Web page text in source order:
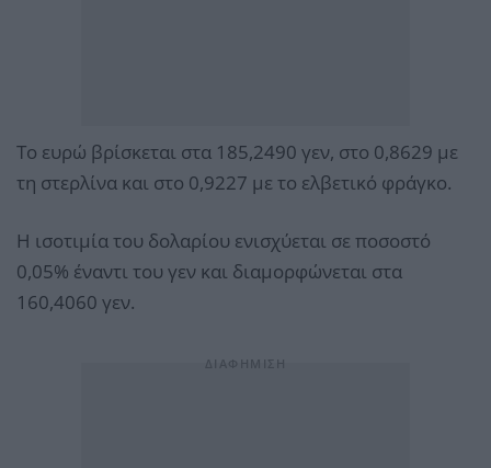
Το ευρώ βρίσκεται στα 185,2490 γεν, στο 0,8629 με
τη στερλίνα και στο 0,9227 με το ελβετικό φράγκο.
Η ισοτιμία του δολαρίου ενισχύεται σε ποσοστό
0,05% έναντι του γεν και διαμορφώνεται στα
160,4060 γεν.